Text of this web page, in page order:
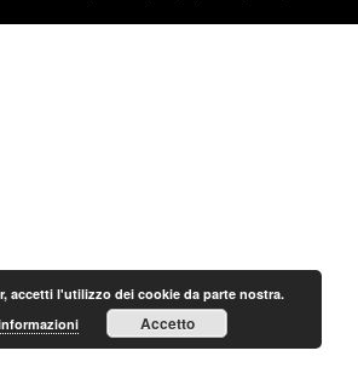
accetti l'utilizzo dei cookie da parte nostra.
Accetto